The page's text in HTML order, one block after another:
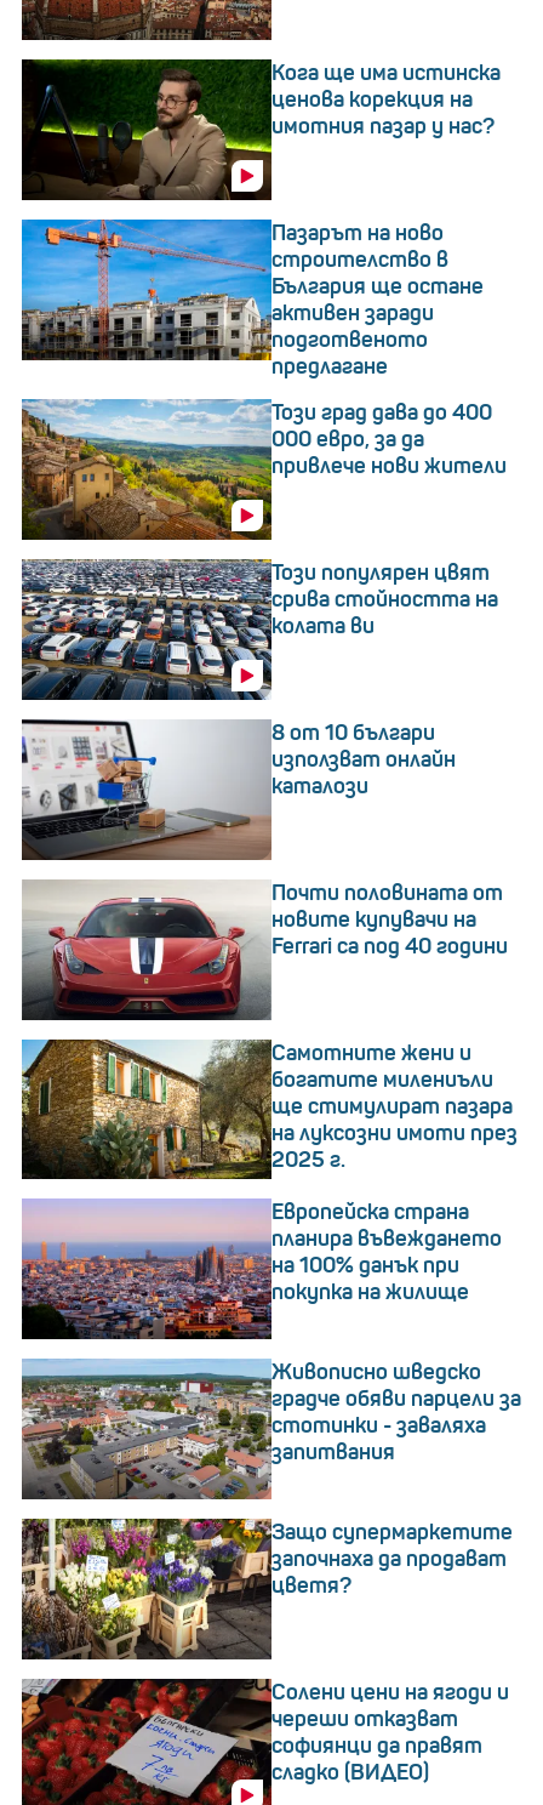
Кога ще има истинска
ценова корекция на
имотния пазар у нас?
Пазарът на ново
строителство в
България ще остане
активен заради
подготвеното
предлагане
Този град дава до 400
000 евро, за да
привлече нови жители
Този популярен цвят
срива стойността на
колата ви
8 от 10 българи
използват онлайн
каталози
Почти половината от
новите купувачи на
Ferrari са под 40 години
Самотните жени и
богатите милениъли
ще стимулират пазара
на луксозни имоти през
2025 г.
Европейска страна
планира въвеждането
на 100% данък при
покупка на жилище
Живописно шведско
градче обяви парцели за
стотинки - заваляха
запитвания
Защо супермаркетите
започнаха да продават
цветя?
Солени цени на ягоди и
череши отказват
софиянци да правят
сладко (ВИДЕО)